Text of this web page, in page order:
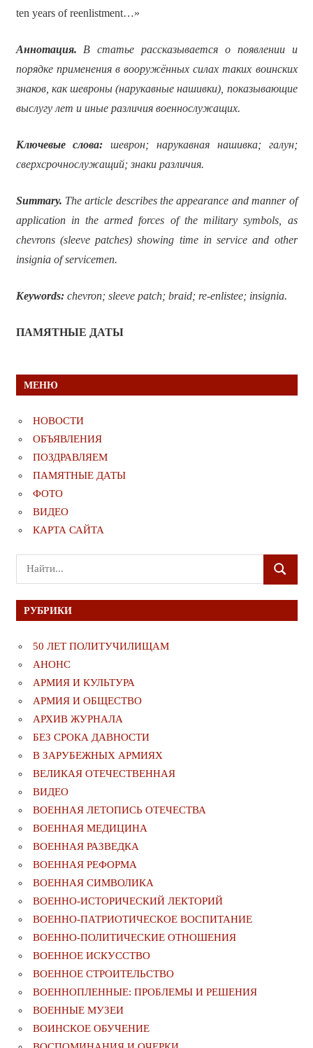
ten years of reenlistment…»
Аннотация. В статье рассказывается о появлении и
порядке применения в вооружённых силах таких воинских
знаков, как шевроны (нарукавные нашивки), показывающие
выслугу лет и иные различия военнослужащих.
Ключевые слова: шеврон; нарукавная нашивка; галун;
сверхсрочнослужащий; знаки различия.
Summary. The article describes the appearance and manner of
application in the armed forces of the military symbols, as
chevrons (sleeve patches) showing time in service and other
insignia of servicemen.
Keywords:chevron; sleeve patch; braid; re-enlistee; insignia.
ПАМЯТНЫЕ ДАТЫ
МЕНЮ
НОВОСТИ
ОБЪЯВЛЕНИЯ
ПОЗДРАВЛЯЕМ
ПАМЯТНЫЕ ДАТЫ
ФОТО
ВИДЕО
КАРТА САЙТА
Поиск
для:
ПОИСК
РУБРИКИ
50 ЛЕТ ПОЛИТУЧИЛИЩАМ
АНОНС
АРМИЯ И КУЛЬТУРА
АРМИЯ И ОБЩЕСТВО
АРХИВ ЖУРНАЛА
БЕЗ СРОКА ДАВНОСТИ
В ЗАРУБЕЖНЫХ АРМИЯХ
ВЕЛИКАЯ ОТЕЧЕСТВЕННАЯ
ВИДЕО
ВОЕННАЯ ЛЕТОПИСЬ ОТЕЧЕСТВА
ВОЕННАЯ МЕДИЦИНА
ВОЕННАЯ РАЗВЕДКА
ВОЕННАЯ РЕФОРМА
ВОЕННАЯ СИМВОЛИКА
ВОЕННО-ИСТОРИЧЕСКИЙ ЛЕКТОРИЙ
ВОЕННО-ПАТРИОТИЧЕСКОЕ ВОСПИТАНИЕ
ВОЕННО-ПОЛИТИЧЕСКИE ОТНОШЕНИЯ
ВОЕННОЕ ИСКУССТВО
ВОЕННОЕ СТРОИТЕЛЬСТВО
ВОЕННОПЛЕННЫЕ: ПРОБЛЕМЫ И РЕШЕНИЯ
ВОЕННЫЕ МУЗЕИ
ВОИНСКОЕ ОБУЧЕНИЕ